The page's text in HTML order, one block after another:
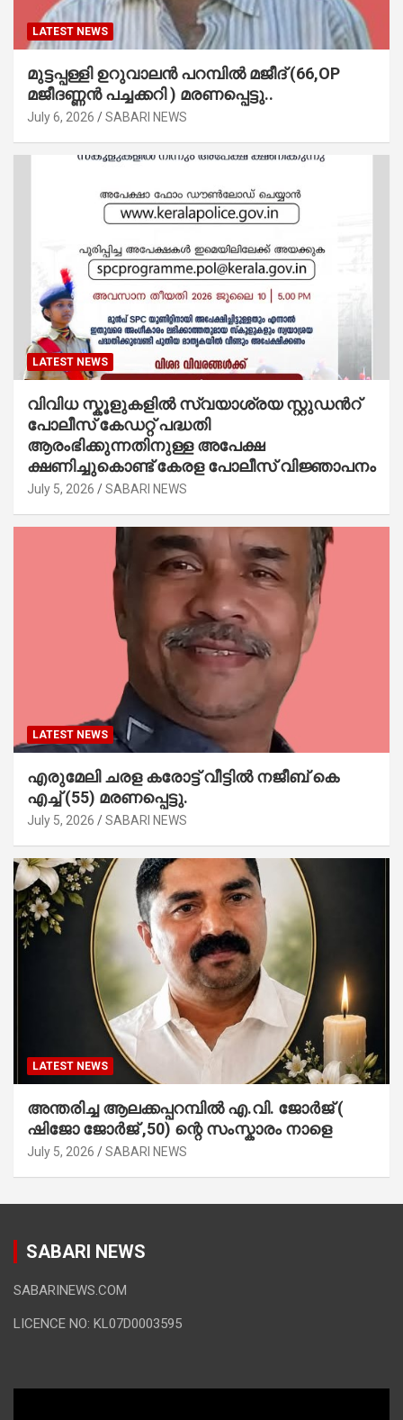
LATEST NEWS
മുട്ടപ്പള്ളി ഉറുവാലൻ പറമ്പിൽ മജീദ് (66,OP
മജീദണ്ണൻ പച്ചക്കറി ) മരണപ്പെട്ടു..
July 6, 2026 SABARI NEWS
LATEST NEWS
വിവിധ സ്കൂളുകളില്‍ സ്വയാശ്രയ സ്റ്റുഡന്‍റ്
പോലീസ് കേഡറ്റ് പദ്ധതി
ആരംഭിക്കുന്നതിനുള്ള അപേക്ഷ
ക്ഷണിച്ചുകൊണ്ട് കേരള പോലീസ് വിജ്ഞാപനം
July 5, 2026 SABARI NEWS
LATEST NEWS
എരുമേലി ചരള കരോട്ട് വീട്ടിൽ നജീബ് കെ
എച്ച് (55) മരണപ്പെട്ടു.
July 5, 2026 SABARI NEWS
LATEST NEWS
അന്തരിച്ച ആ​ല​ക്ക​പ്പ​റമ്പിൽ​ എ.​വി. ജോ​ർ​ജ് (
ഷിജോ ജോർജ് ,50) ന്റെ സംസ്കാരം നാളെ
July 5, 2026 SABARI NEWS
SABARI NEWS
SABARINEWS.COM
LICENCE NO: KL07D0003595